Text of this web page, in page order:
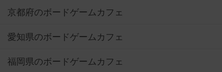
京都府のボードゲームカフェ
愛知県のボードゲームカフェ
福岡県のボードゲームカフェ